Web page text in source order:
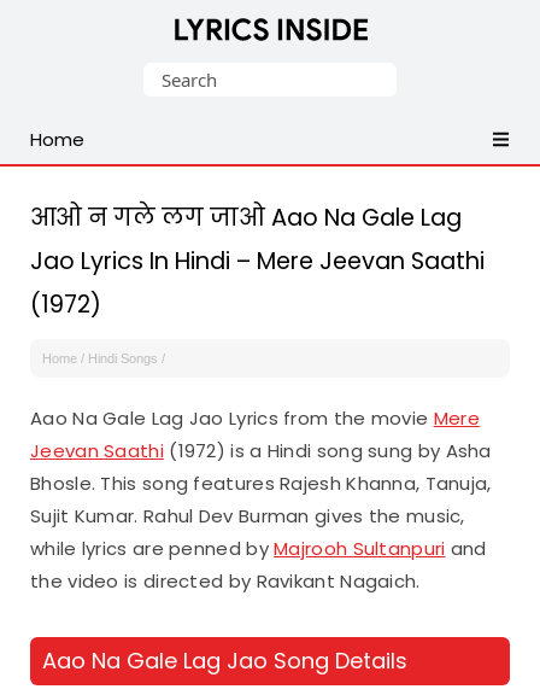
Malayalam,
English,
Songs
Lyrics
Search
Home
आओ न गले लग जाओ Aao Na Gale Lag
Jao Lyrics In Hindi – Mere Jeevan Saathi
(1972)
Home / Hindi Songs /
Aao Na Gale Lag Jao Lyrics from the movie Mere
Jeevan Saathi(1972) is a Hindi song sung by Asha
Bhosle. This song features Rajesh Khanna, Tanuja,
Sujit Kumar. Rahul Dev Burman gives the music,
while lyrics are penned byMajrooh Sultanpuri and
the video is directed by Ravikant Nagaich.
Aao Na Gale Lag Jao Song Details